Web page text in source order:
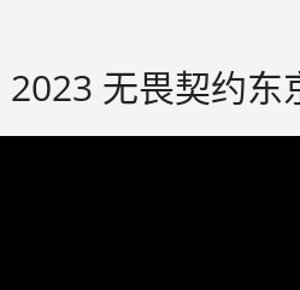
2023 无畏契约